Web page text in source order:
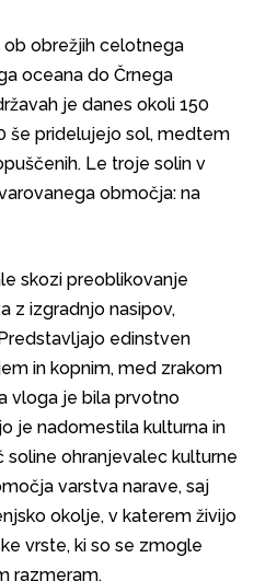
ob obrežjih celotnega
oceana do Črnega
je danes okoli 150
še pridelujejo sol, medtem
Le troje solin v
območja: na
skozi preoblikovanje
z izgradnjo nasipov,
edinstven
in kopnim, med zrakom
vloga je bila prvotno
je nadomestila kulturna in
soline ohranjevalec kulturne
varstva narave, saj
okolje, v katerem živijo
vrste, ki so se zmogle
razmeram.